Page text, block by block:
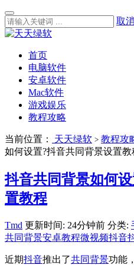
取消
首页
电脑软件
安卓软件
Mac软件
游戏娱乐
教程攻略
当前位置： 天天绿软 > 教程攻
如何设置?抖音共同背景设置教
抖音共同背景如何
置教程
Tmd 更新时间: 24分钟前 分类:
共同背景安卓教程微视频抖音
近期抖音推出了共同背景功能